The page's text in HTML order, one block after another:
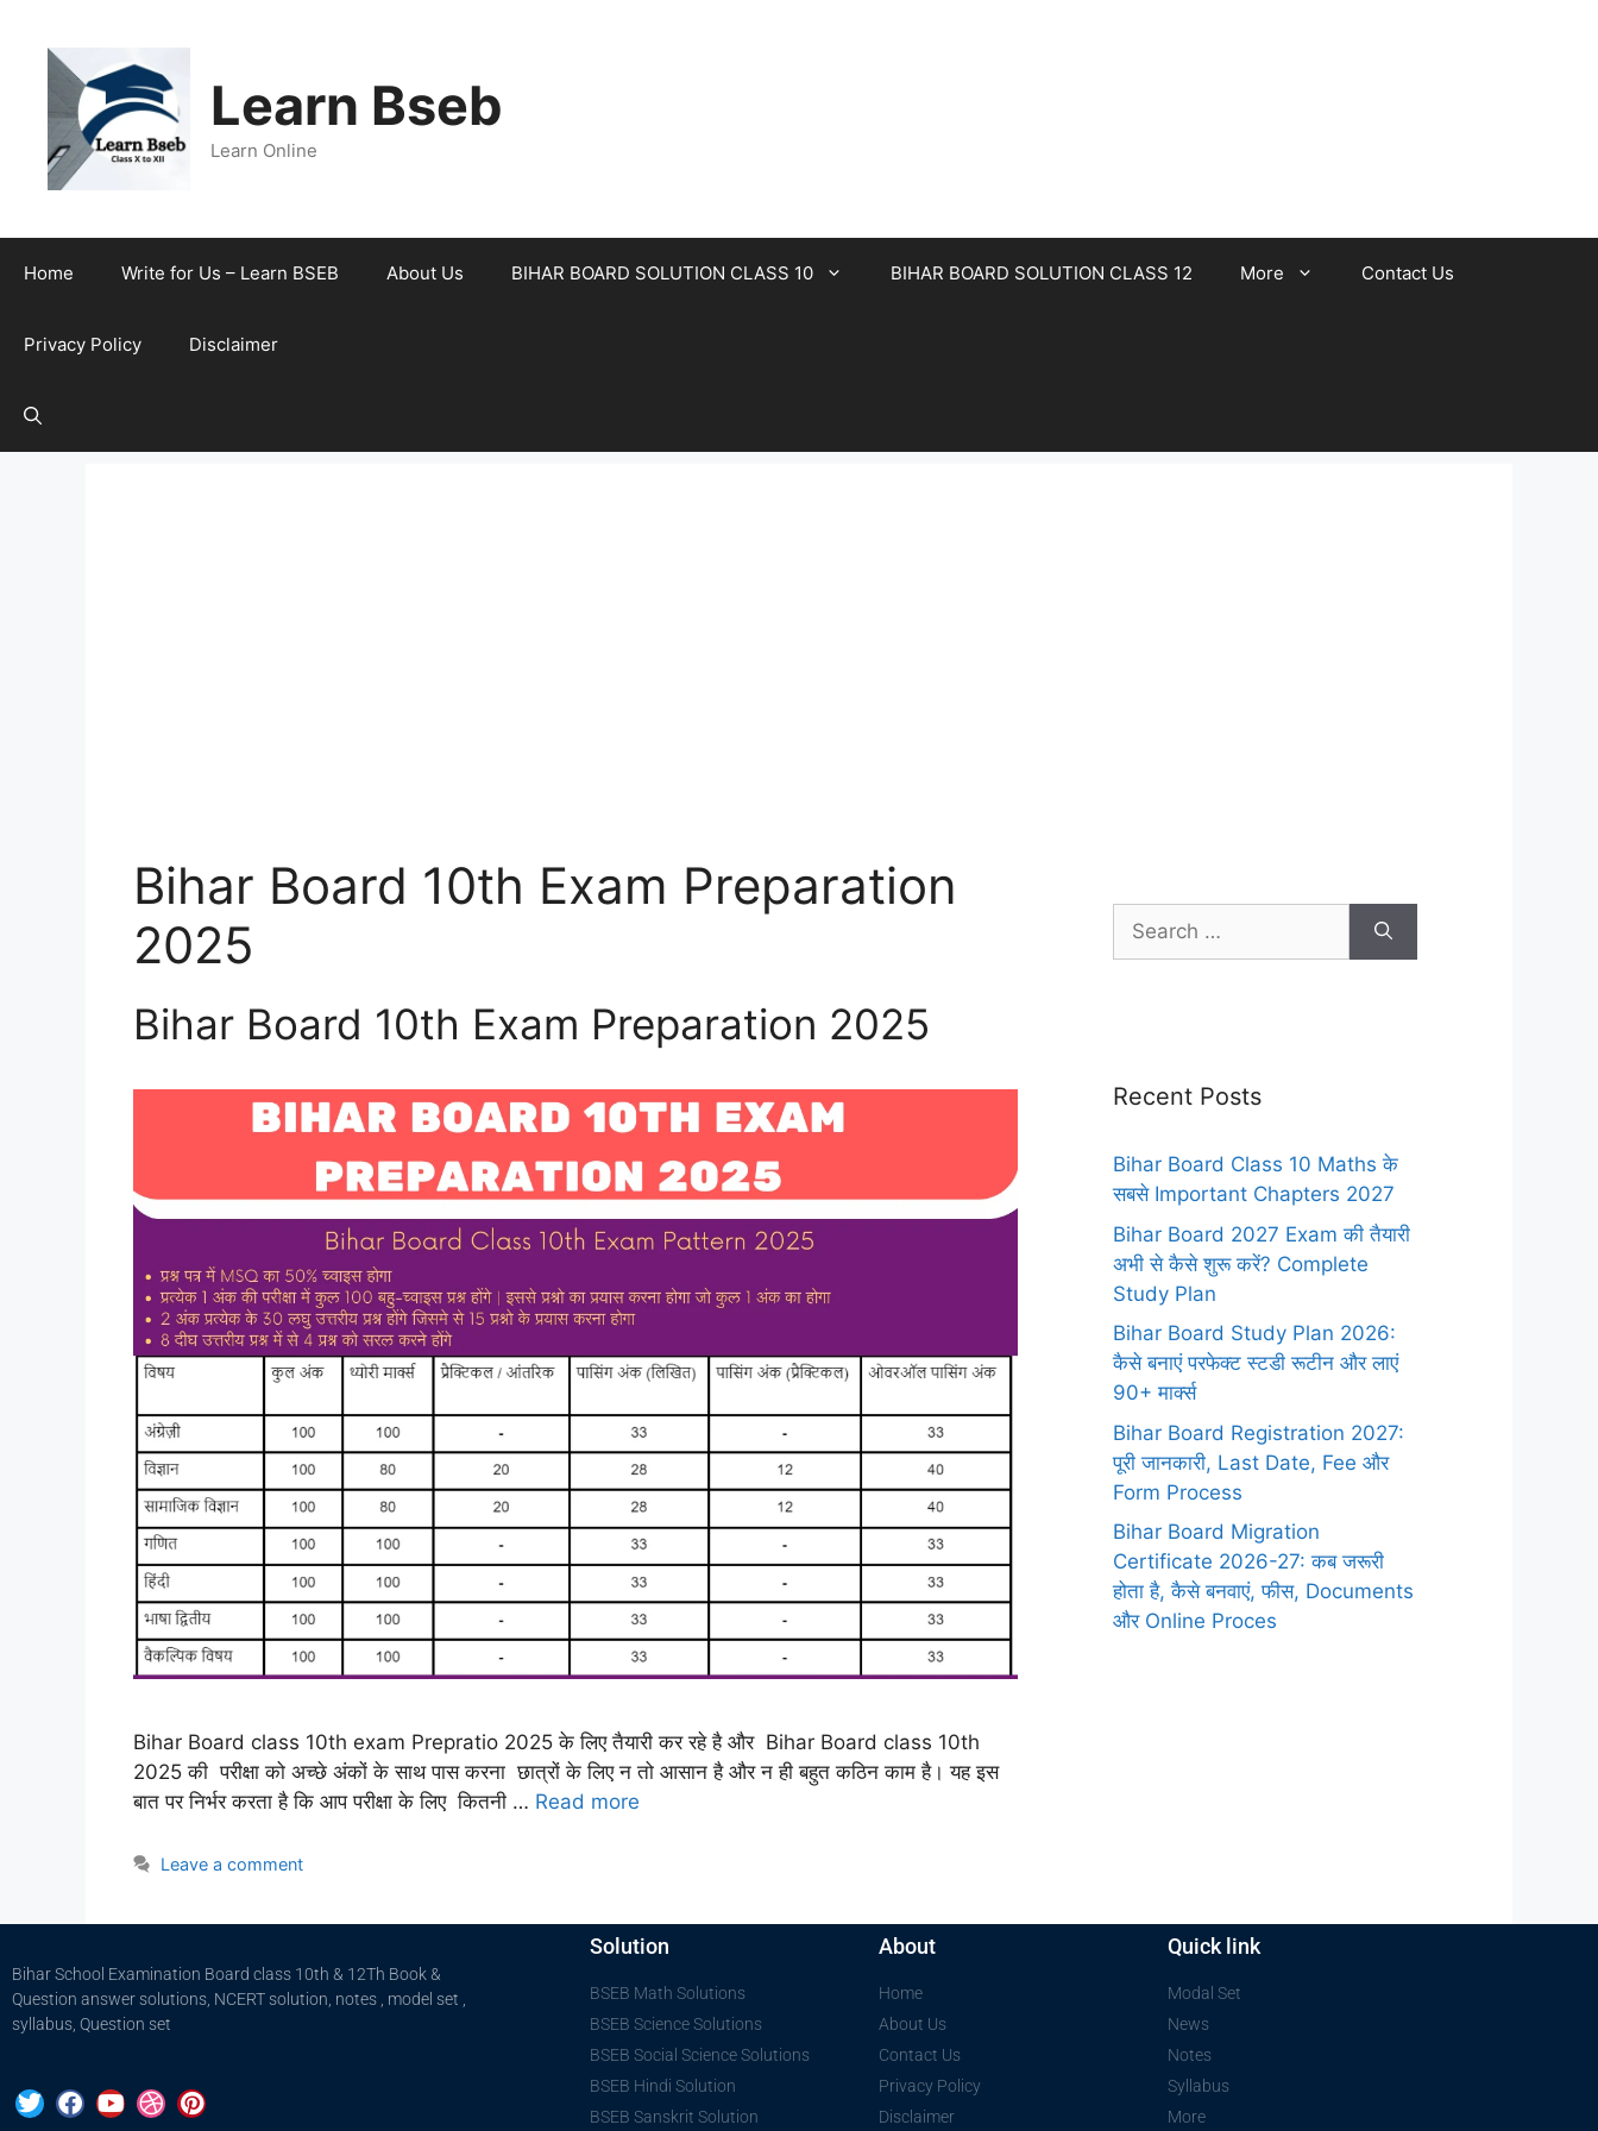
Learn Bseb
Learn Online
Home Write for Us – Learn BSEB About Us BIHAR BOARD SOLUTION CLASS 10 BIHAR BOARD SOLUTION CLASS 12 More Contact Us
Privacy Policy Disclaimer
Bihar Board 10th Exam Preparation
2025
Bihar Board 10th Exam Preparation 2025
Bihar Board class 10th exam Prepratio 2025 के लिए तैयारी कर रहे है और Bihar Board class 10th
2025 की परीक्षा को अच्छे अंकों के साथ पास करना छात्रों के लिए न तो आसान है और न ही बहुत कठिन काम है। यह इस
बात पर निर्भर करता है कि आप परीक्षा के लिए कितनी … Read more
Leave a comment
Recent Posts
Bihar Board Class 10 Maths के
सबसे Important Chapters 2027
Bihar Board 2027 Exam की तैयारी
अभी से कैसे शुरू करें? Complete
Study Plan
Bihar Board Study Plan 2026:
कैसे बनाएं परफेक्ट स्टडी रूटीन और लाएं
90+ मार्क्स
Bihar Board Registration 2027:
पूरी जानकारी, Last Date, Fee और
Form Process
Bihar Board Migration
Certificate 2026-27: कब जरूरी
होता है, कैसे बनवाएं, फीस, Documents
और Online Proces
Bihar School Examination Board class 10th & 12Th Book &
Question answer solutions, NCERT solution, notes , model set ,
syllabus, Question set
Solution
BSEB Math Solutions
BSEB Science Solutions
BSEB Social Science Solutions
BSEB Hindi Solution
BSEB Sanskrit Solution
About
Home
About Us
Contact Us
Privacy Policy
Disclaimer
Quick link
Modal Set
News
Notes
Syllabus
More